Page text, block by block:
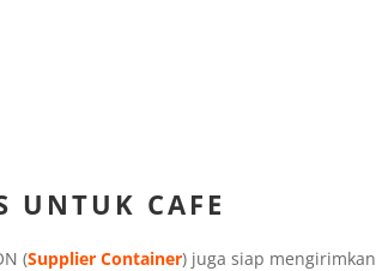
UNTUK CAFE
(Supplier Container) juga siap mengirimkan